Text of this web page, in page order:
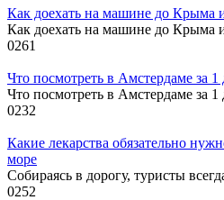
Как доехать на машине до Крыма
Как доехать на машине до Крыма
0261
Что посмотреть в Амстердаме за 1
Что посмотреть в Амстердаме за 1
0232
Какие лекарства обязательно
море
Собираясь в дорогу, туристы
0252